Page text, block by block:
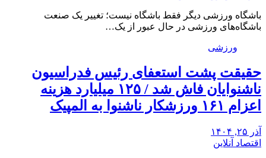
باشگاه ورزشی دیگر فقط باشگاه نیست؛ تغییر یک صنعت
باشگاه‌های ورزشی در حال عبور از یک…
ورزشی
حقیقت پشت استعفای رئیس فدراسیون
ناشنوایان فاش شد / ۱۲۵ میلیارد هزینه
اعزام ۱۶۱ ورزشکار ناشنوا به المپیک
آذر ۲۵, ۱۴۰۴
اقتصاد آنلاین